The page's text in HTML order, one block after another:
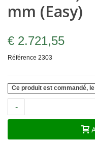
mm (Easy)
€ 2.721,55
Référence 2303
Ce produit est commandé,
-